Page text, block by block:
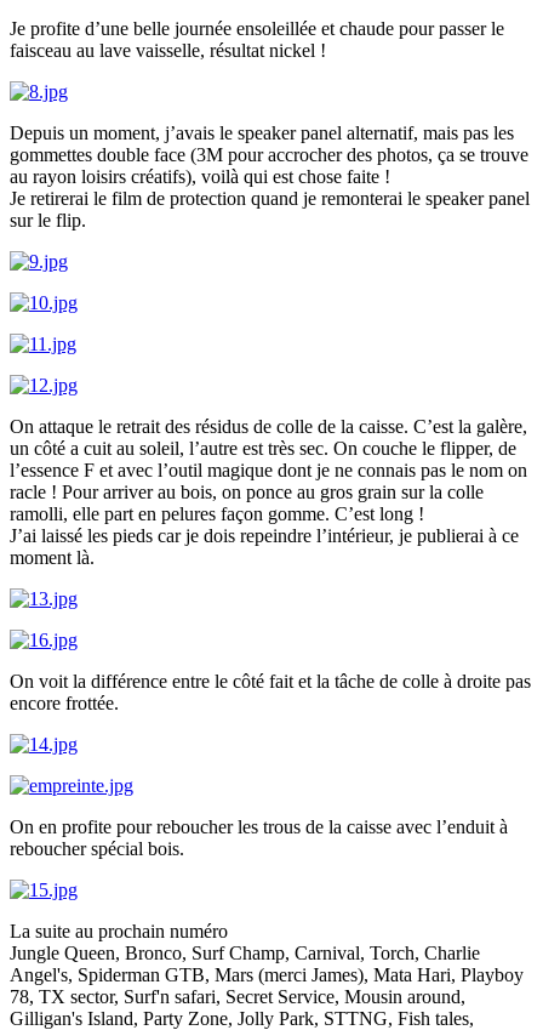
Je profite d’une belle journée ensoleillée et chaude pour passer le
faisceau au lave vaisselle, résultat nickel !
Depuis un moment, j’avais le speaker panel alternatif, mais pas les
gommettes double face (3M pour accrocher des photos, ça se trouve
au rayon loisirs créatifs), voilà qui est chose faite !
Je retirerai le film de protection quand je remonterai le speaker panel
sur le flip.
On attaque le retrait des résidus de colle de la caisse. C’est la galère,
un côté a cuit au soleil, l’autre est très sec. On couche le flipper, de
l’essence F et avec l’outil magique dont je ne connais pas le nom on
racle ! Pour arriver au bois, on ponce au gros grain sur la colle
ramolli, elle part en pelures façon gomme. C’est long !
J’ai laissé les pieds car je dois repeindre l’intérieur, je publierai à ce
moment là.
On voit la différence entre le côté fait et la tâche de colle à droite pas
encore frottée.
On en profite pour reboucher les trous de la caisse avec l’enduit à
reboucher spécial bois.
La suite au prochain numéro
Jungle Queen, Bronco, Surf Champ, Carnival, Torch, Charlie
Angel's, Spiderman GTB, Mars (merci James), Mata Hari, Playboy
78, TX sector, Surf'n safari, Secret Service, Mousin around,
Gilligan's Island, Party Zone, Jolly Park, STTNG, Fish tales,